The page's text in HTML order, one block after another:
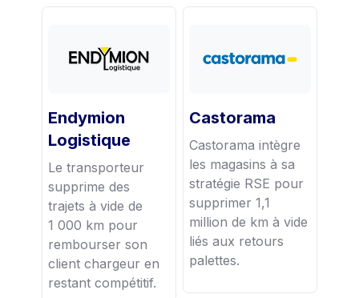
Endymion
Logistique
Le transporteur
supprime des
trajets à vide de
1 000 km pour
rembourser son
client chargeur en
restant compétitif.
Castorama
Castorama intègre
les magasins à sa
stratégie RSE pour
supprimer 1,1
million de km à vide
liés aux retours
palettes.